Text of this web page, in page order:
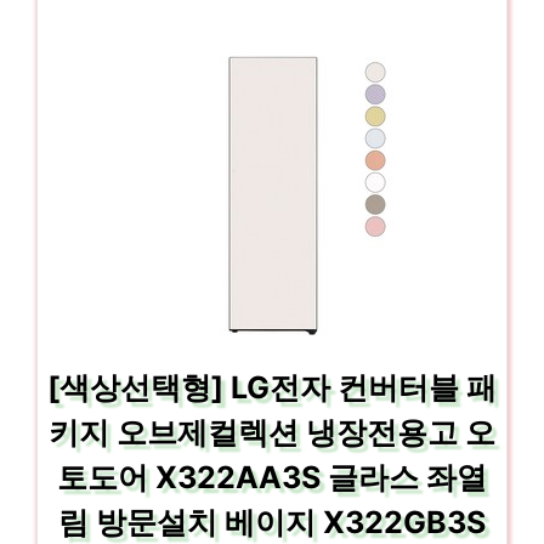
[색상선택형] LG전자 컨버터블 패
키지 오브제컬렉션 냉장전용고 오
토도어 X322AA3S 글라스 좌열
림 방문설치 베이지 X322GB3S